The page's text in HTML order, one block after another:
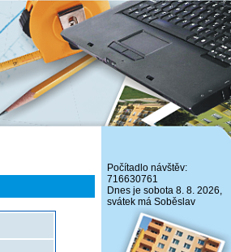
Počítadlo návštěv:
716630761
Dnes je sobota 8. 8. 2026,
svátek má Soběslav